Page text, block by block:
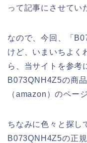
って記事にさせてい
なので、今回、「
けど、いまいちよく
ら、当サイトを参考
B073QNH4Z5の商
（amazon）のペー
ちなみに色々と探し
B073QNH4Z5の正